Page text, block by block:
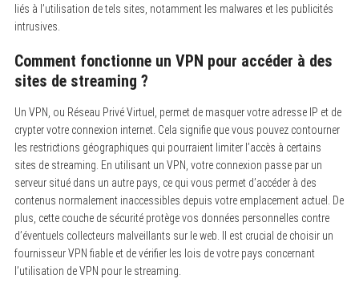
liés à l’utilisation de tels sites, notamment les malwares et les publicités
intrusives.
Comment fonctionne un VPN pour accéder à des
sites de streaming ?
Un VPN, ou Réseau Privé Virtuel, permet de masquer votre adresse IP et de
crypter votre connexion internet. Cela signifie que vous pouvez contourner
les restrictions géographiques qui pourraient limiter l’accès à certains
sites de streaming. En utilisant un VPN, votre connexion passe par un
serveur situé dans un autre pays, ce qui vous permet d’accéder à des
contenus normalement inaccessibles depuis votre emplacement actuel. De
plus, cette couche de sécurité protège vos données personnelles contre
d’éventuels collecteurs malveillants sur le web. Il est crucial de choisir un
fournisseur VPN fiable et de vérifier les lois de votre pays concernant
l’utilisation de VPN pour le streaming.